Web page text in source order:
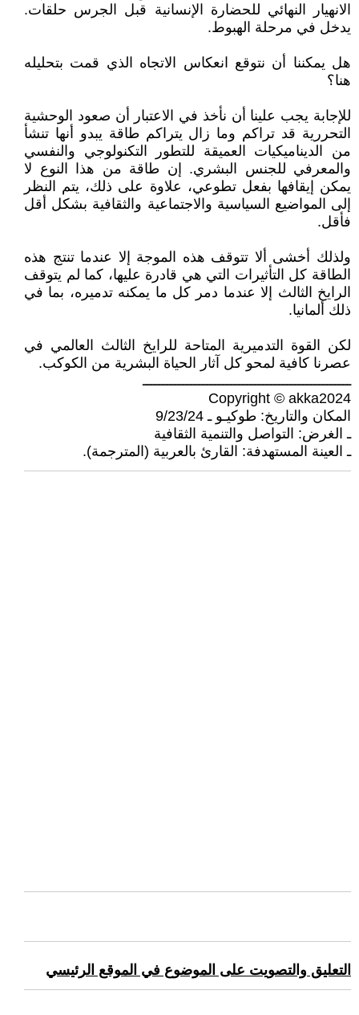
الانهيار النهائي للحضارة الإنسانية قبل الجرس حلقات.
يدخل في مرحلة الهبوط.
هل يمكننا أن نتوقع انعكاس الاتجاه الذي قمت بتحليله
هنا؟
للإجابة يجب علينا أن نأخذ في الاعتبار أن صعود الوحشية
التحررية قد تراكم وما زال يتراكم طاقة يبدو أنها تنشأ
من الديناميكيات العميقة للتطور التكنولوجي والنفسي
والمعرفي للجنس البشري. إن طاقة من هذا النوع لا
يمكن إيقافها بفعل تطوعي، علاوة على ذلك، يتم النظر
إلى المواضيع السياسية والاجتماعية والثقافية بشكل أقل
فأقل.
ولذلك أخشى ألا تتوقف هذه الموجة إلا عندما تنتج هذه
الطاقة كل التأثيرات التي هي قادرة عليها، كما لم يتوقف
الرايخ الثالث إلا عندما دمر كل ما يمكنه تدميره، بما في
ذلك ألمانيا.
لكن القوة التدميرية المتاحة للرايخ الثالث العالمي في
عصرنا كافية لمحو كل آثار الحياة البشرية من الكوكب.
ــــــــــــــــــــــــــــــــــــــــــــــــــــ
Copyright © akka2024
المكان والتاريخ: طوكيـو ـ 9/23/24
ـ الغرض: التواصل والتنمية الثقافية
ـ العينة المستهدفة: القارئ بالعربية (المترجمة).
التعليق والتصويت على الموضوع في الموقع الرئيسي